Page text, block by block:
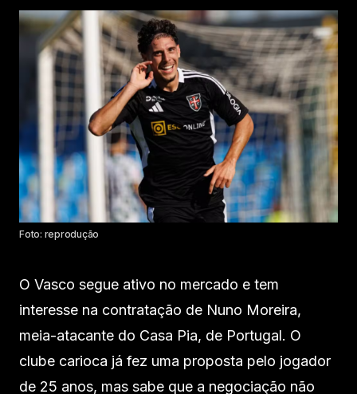
Foto: reprodução
O Vasco segue ativo no mercado e tem
interesse na contratação de Nuno Moreira,
meia-atacante do Casa Pia, de Portugal. O
clube carioca já fez uma proposta pelo jogador
de 25 anos, mas sabe que a negociação não